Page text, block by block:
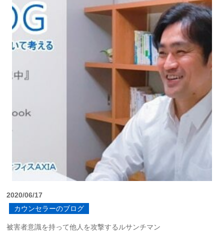
2020/06/17
カウンセラーのブログ
被害者意識を持って他人を攻撃するルサンチマン